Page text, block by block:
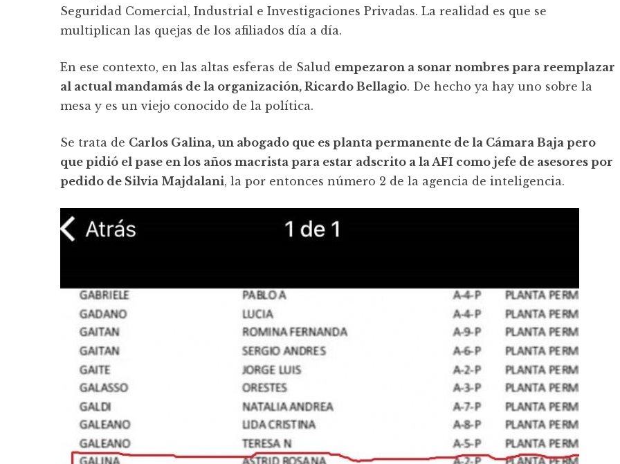
Seguridad Comercial, Industrial e Investigaciones Privadas. La realidad es que se
multiplican las quejas de los afiliados día a día.
En ese contexto, en las altas esferas de Salud empezaron a sonar nombres para reemplazar
al actual mandamás de la organización, Ricardo Bellagio. De hecho ya hay uno sobre la
mesa y es un viejo conocido de la política.
Se trata de Carlos Galina, un abogado que es planta permanente de la Cámara Baja pero
que pidió el pase en los años macrista para estar adscrito a la AFI como jefe de asesores por
pedido de Silvia Majdalani, la por entonces número 2 de la agencia de inteligencia.